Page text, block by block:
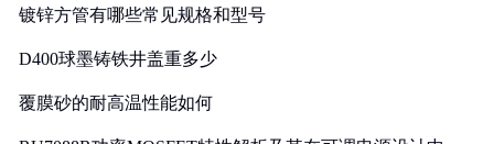
镀锌方管有哪些常见规格和型号
D400球墨铸铁井盖重多少
覆膜砂的耐高温性能如何